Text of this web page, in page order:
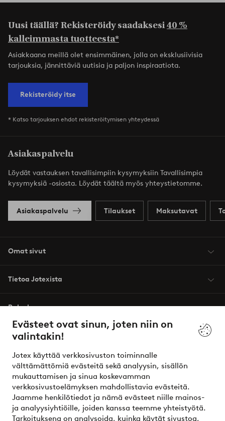
Evästeet ovat sinun, joten niin on
valintakin!
Jotex käyttää verkkosivuston toiminnalle
välttämättömiä evästeitä sekä analyysin, sisällön
mukauttamisen ja sinua koskevamman
verkkosivustoelämyksen mahdollistavia evästeitä.
Jaamme henkilötiedot ja nämä evästeet niille mainos-
ja analyysiyhtiöille, joiden kanssa teemme yhteistyötä.
Tarkoituksena on analysoida, kuinka käytät sivustoa,
Uusi täällä? Rekisteröidy saadaksesi40 %
kalleimmasta tuotteesta*
Asiakkaana meillä olet ensimmäinen, jolla on eksklusiivisia
tarjouksia, jännittäviä uutisia ja paljon inspiraatiota.
Rekisteröidy itse
* Katso tarjouksen ehdot rekisteröitymisen yhteydessä
Asiakaspalvelu
Löydät vastauksen tavallisimpiin kysymyksiin Tavallisimpia
kysymyksiä -osiosta. Löydät täältä myös yhteystietomme.
Asiakaspalvelu Tilaukset Maksutavat
Omat sivut
Tietoa Jotexista
Palvelumme
Ehdot
Ystävät
Turvalliset maksut – maksa nyt tai erissä